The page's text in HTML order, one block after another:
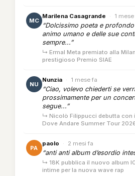
MC
Marilena Casagrande · 1
“Dolcissimo poeta e
animo umano e delle sue
sempre...”
↳ Ermal Meta premiato alla
prestigioso Premio SIAE
NU
Nunzia · 1 mese fa
“Ciao, volevo chiederti se
prossimamente per un
segue...”
↳ Nicolò Filippucci debutta con
Dove Andare Summer Tour
PA
paolo · 2 mesi fa
“anti anti album d’esordio
↳ 18K pubblica il nuovo album
intime per la nuova wave rap